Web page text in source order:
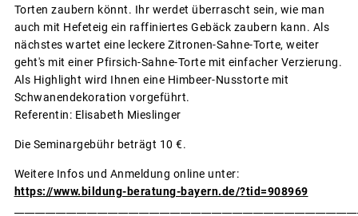
Torten zaubern könnt. Ihr werdet überrascht sein, wie man
auch mit Hefeteig ein raffiniertes Gebäck zaubern kann. Als
nächstes wartet eine leckere Zitronen-Sahne-Torte, weiter
geht's mit einer Pfirsich-Sahne-Torte mit einfacher Verzierung.
Als Highlight wird Ihnen eine Himbeer-Nusstorte mit
Schwanendekoration vorgeführt.
Referentin: Elisabeth Mieslinger
Die Seminargebühr beträgt 10 €.
Weitere Infos und Anmeldung online unter:
https://www.bildung-beratung-bayern.de/?tid=908969